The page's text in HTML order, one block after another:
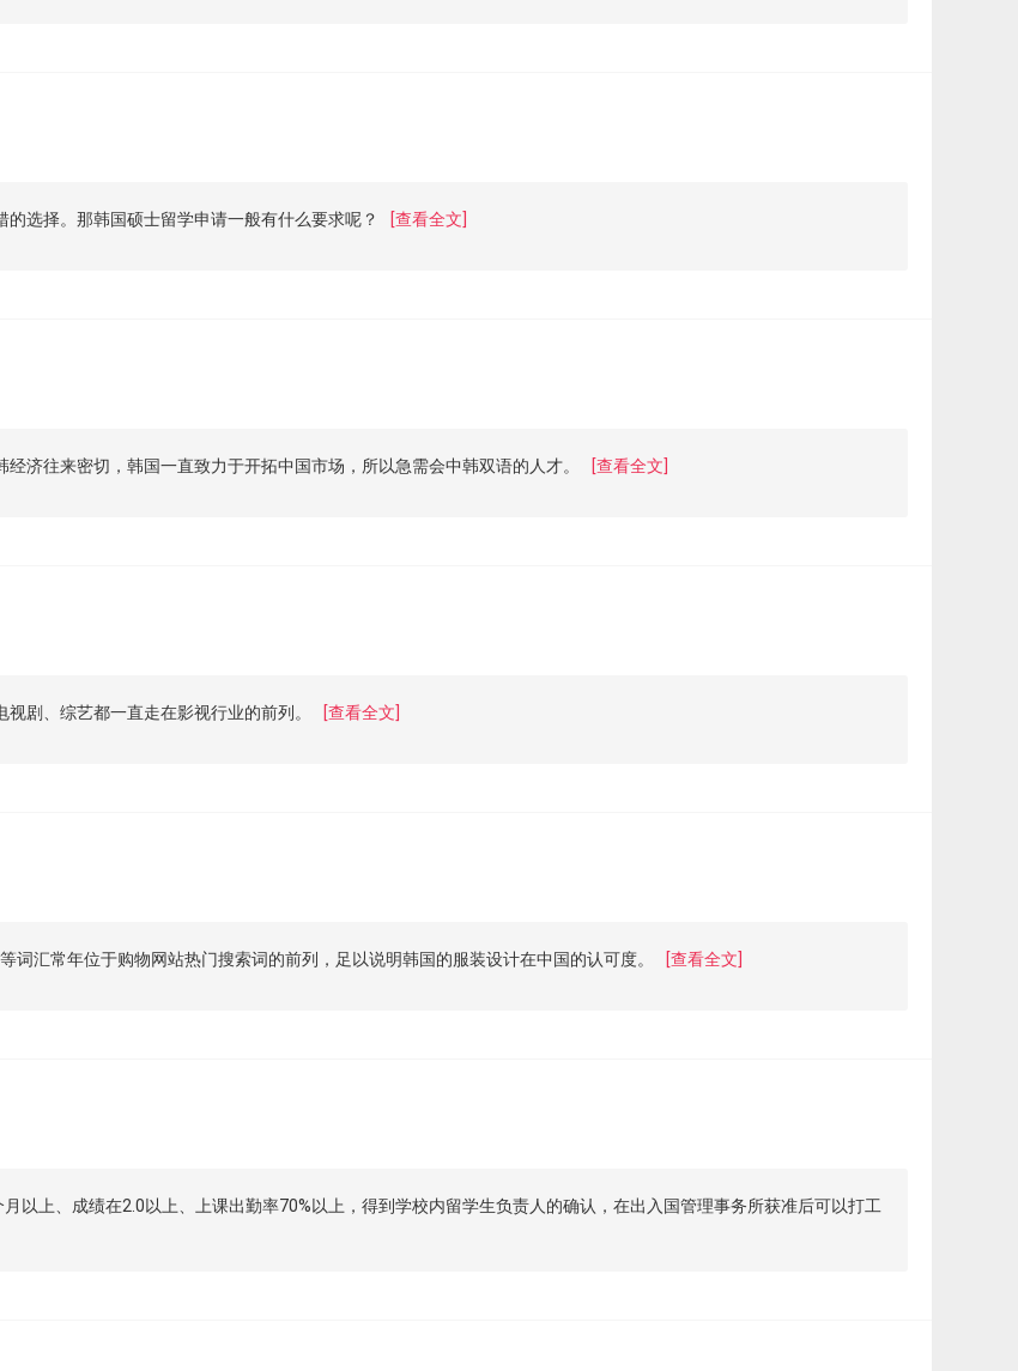
选择。那韩国硕士留学申请一般有什么要求呢？ [查看全文]
济往来密切，韩国一直致力于开拓中国市场，所以急需会中韩双语的人才。 [查看全文]
剧、综艺都一直走在影视行业的前列。 [查看全文]
词汇常年位于购物网站热门搜索词的前列，足以说明韩国的服装设计在中国的认可度。 [查看全文]
以上、成绩在2.0以上、上课出勤率70%以上，得到学校内留学生负责人的确认，在出入国管理事务所获准后可以打工